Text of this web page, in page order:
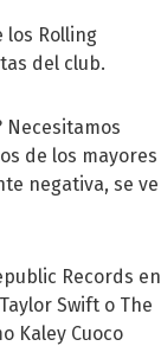
los Rolling
del club.
Necesitamos
de los mayores
negativa, se ve
Records en
Swift o The
Kaley Cuoco